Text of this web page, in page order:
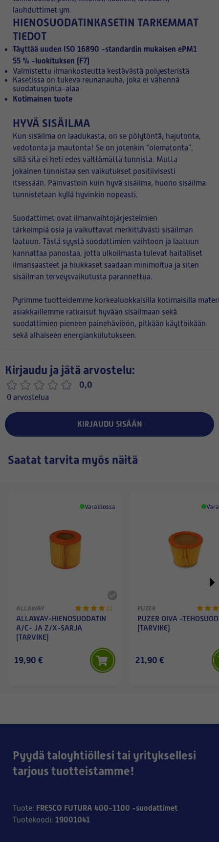
lauhduttimet ym.
HIENOSUODATINKASETIN TARKEMMAT
TIEDOT
Täyttää uuden ISO 16890 -standardin mukaisen ePM1
55 % -luokituksen (F7)
Valmistettu ilmankosteutta kestävästä polyesteristä
Kasetissa on tukeva reunanauha, joka ei vähennä
suodatuspinta-alaa
Kotimainen tuote
HYVÄ SISÄILMA
Kun sisäilma on laadukasta, on se pölytöntä, hajutonta,
vedotonta ja mautonta! Se on jotenkin ”olematonta”,
sillä sitä ei heti edes välttämättä tunnista. Mutta
jokainen tunnistaa sen vaikutukset positiivisesti
itsessään. Päinvastoin kuin hyvä sisäilma, huono sisäilma
tunnistetaan kyllä hyvinkin nopeasti.
Suodattimet ovat ilmanvaihtojärjestelmien
tärkeimpiä osia ja vaikuttavat merkittävästi sisäilman
laatuun. Tästä syystä suodattimien vaihtoon ja laatuun
kannattaa panostaa, jotta ulkoilmasta tulevat haitalliset
ilmansaasteet ja hiukkaset saadaan minimoitua ja siten
sisäilman terveysvaikutusta parannettua.
Pyrimme tuotteidemme korkealuokkaisilla kotimaisilla
asiakkaillemme ratkaisut hyvään sisäilmaan sekä
suodattimien pieneen painehäviöön, pitkään käyttöikään
sekä alhaiseen energiankulutukseen.
Kirjaudu ja jätä arvostelu:
0,0
0 arvostelua
KIRJAUDU SISÄÄN
Saatat tarvita myös näitä
Varastossa
ALLAWAY
ALLAWAY-HIENOSUODATIN
A/C- JA Z/X-SARJA
(TARVIKE)
19,90 €
PUZER
PUZER OIVA -
(TARVIKE)
21,90 €
Pyydä taloyhtiöllesi tai yrityksellesi
tarjous tuotteistamme!
Tuote: FRESCO FUTURA 400-1100 -suodattimet
Tuotekoodi: 19001041